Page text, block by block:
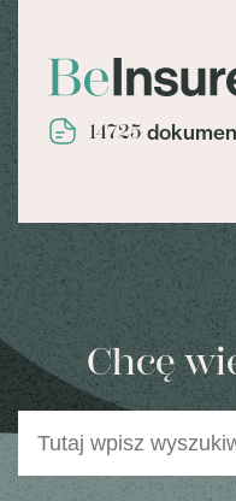
14725
Chcę